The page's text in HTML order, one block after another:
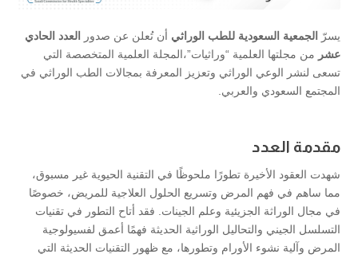
يسرّ الجمعية السعودية للطب الوراثي أن تُعلن عن صدور
العدد الحادي
عشر من مجلتها العلمية “وراثيات”،المجلة العلمية المتخصصة التي
تسعى لنشر الوعي الوراثي وتعزيز المعرفة بمجالات الطب الوراثي في
المجتمع السعودي والعربي.
مقدمة العدد
شهدت العقود الأخيرة تطورًا ملحوظًا في التقنية الحيوية غير مسبوق،
مما ساهم في فهم المرض وتسريع الحلول العلاجية للمريض، خصوصًا
في مجال الوراثة الجزيئية وعلم الجينات. فقد أتاح التطور في تقنيات
التسلسل الجيني والتحاليل الوراثية الحديثة فهمًا أعمق لفسيولوجية
المرض وآلية نشوء الأورام وتطورها، مع ظهور التقنيات الحديثة التي